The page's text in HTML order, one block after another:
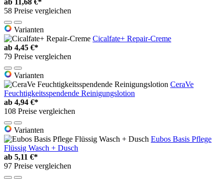
ab 11,68 €*
58 Preise vergleichen
Varianten
Cicalfate+ Repair-Creme
ab 4,45 €*
79 Preise vergleichen
Varianten
CeraVe
Feuchtigkeitsspendende Reinigungslotion
ab 4,94 €*
108 Preise vergleichen
Varianten
Eubos Basis Pflege
Flüssig Wasch + Dusch
ab 5,11 €*
97 Preise vergleichen